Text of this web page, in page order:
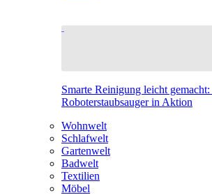
Smarte Reinigung leicht
Roboterstaubsauger in Aktion
Wohnwelt
Schlafwelt
Gartenwelt
Badwelt
Textilien
Möbel